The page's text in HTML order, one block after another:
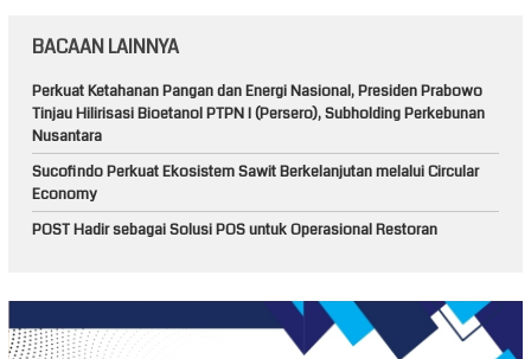
BACAAN LAINNYA
Perkuat Ketahanan Pangan dan Energi Nasional, Presiden Prabowo
Tinjau Hilirisasi Bioetanol PTPN I (Persero), Subholding Perkebunan
Nusantara
Sucofindo Perkuat Ekosistem Sawit Berkelanjutan melalui Circular
Economy
POST Hadir sebagai Solusi POS untuk Operasional Restoran